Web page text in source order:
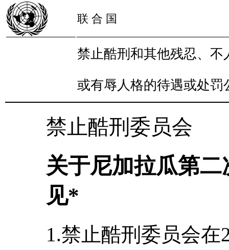
联 合 国
禁止酷刑和其他残忍、不
或有辱人格的待遇或处罚
禁止酷刑委员会
关于尼加拉瓜第
见*
1.禁止酷刑委员会在